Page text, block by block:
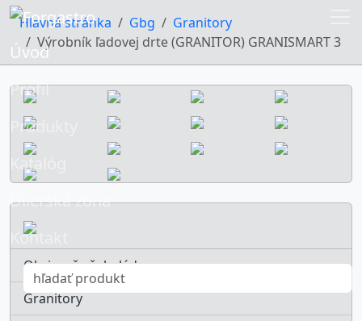
Úvod
Profil
Produkty
Katalóg
Dílerská zóna
Kontakt
Hlavná stránka Gbg
Granitory
Výrobník ľadovej drte (GRANITOR) GRANISMART 3
Ohrievače čokolády
Granitory